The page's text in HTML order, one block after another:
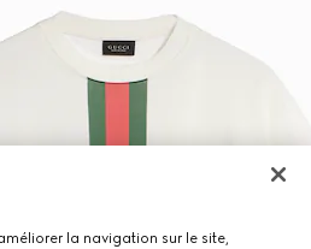
la navigation sur le site,